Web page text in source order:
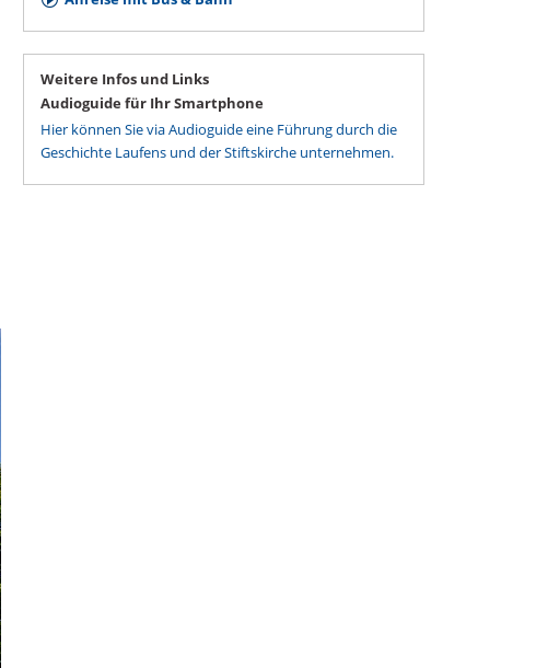
Weitere Infos und Links
Audioguide für Ihr Smartphone
Hier können Sie via Audioguide eine Führung durch die
Geschichte Laufens und der Stiftskirche unternehmen.